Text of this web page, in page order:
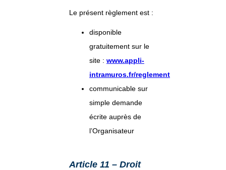
Le présent règlement est :
disponible
gratuitement sur le
site : www.appli-
intramuros.fr/reglement
communicable sur
simple demande
écrite auprès de
l’Organisateur
Article 11 – Droit